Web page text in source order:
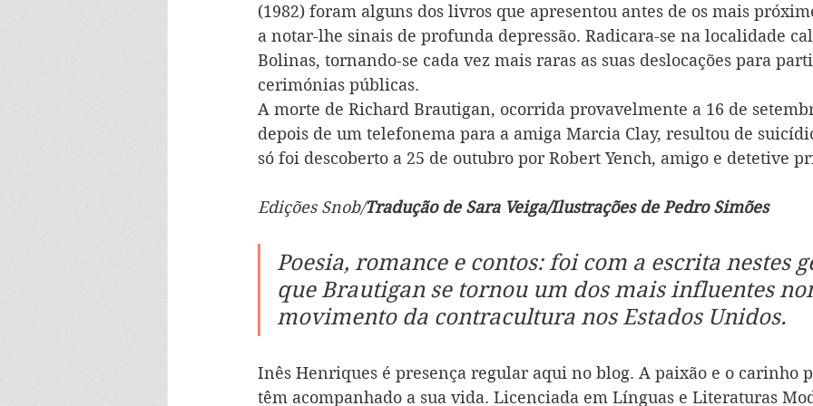
(1982) foram alguns dos livros que apresentou antes de os mais
a notar-lhe sinais de profunda depressão. Radicara-se na localidade
Bolinas, tornando-se cada vez mais raras as suas deslocações para
cerimónias públicas.
A morte de Richard Brautigan, ocorrida provavelmente a 16 de
depois de um telefonema para a amiga Marcia Clay, resultou de
só foi descoberto a 25 de outubro por Robert Yench, amigo e detetive
Edições Snob/Tradução de Sara Veiga/Ilustrações de Pedro Simões
Poesia, romance e contos: foi com a escrita nestes
que Brautigan se tornou um dos mais influentes
movimento da contracultura nos Estados Unidos.
Inês Henriques é presença regular aqui no blog. A paixão e o carinho
têm acompanhado a sua vida. Licenciada em Línguas e Literaturas